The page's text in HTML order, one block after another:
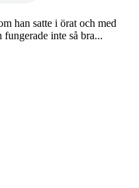
han satte i örat och med
inte så bra...